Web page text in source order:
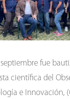
septiembre fue
científica del
e Innovación,